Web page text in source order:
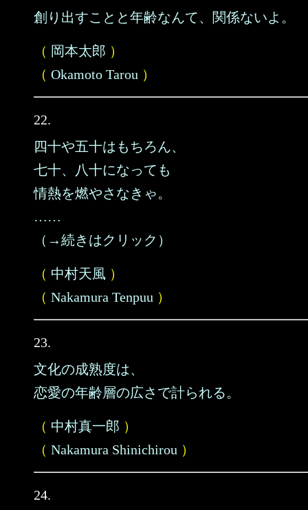
創り出すことと年齢なんて、関係ないよ。
（ 岡本太郎 ）
（ Okamoto Tarou ）
22.
四十や五十はもちろん、
七十、八十になっても
情熱を燃やさなきゃ。
……
（→続きはクリック）
（ 中村天風 ）
（ Nakamura Tenpuu ）
23.
文化の成熟度は、
恋愛の年齢層の広さで計られる。
（ 中村真一郎 ）
（ Nakamura Shinichirou ）
24.